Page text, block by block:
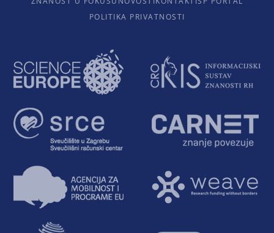
POLITIKA PRIVATNOSTI